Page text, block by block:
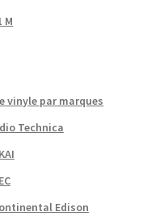
M
vinyle par marques
Technica
Edison